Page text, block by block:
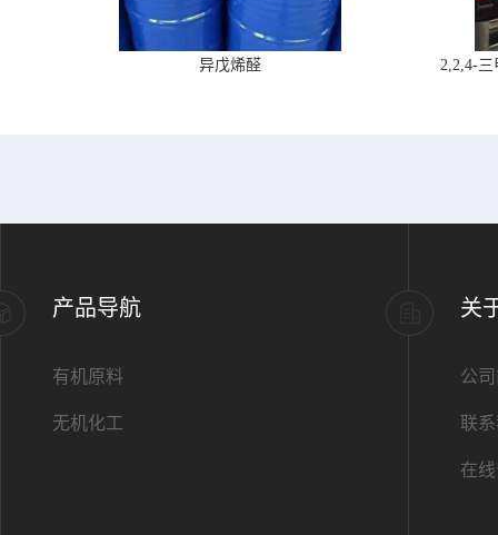
异戊烯醛 2,2,4-
产品导航
有机原料
无机化工
关
公
联
在